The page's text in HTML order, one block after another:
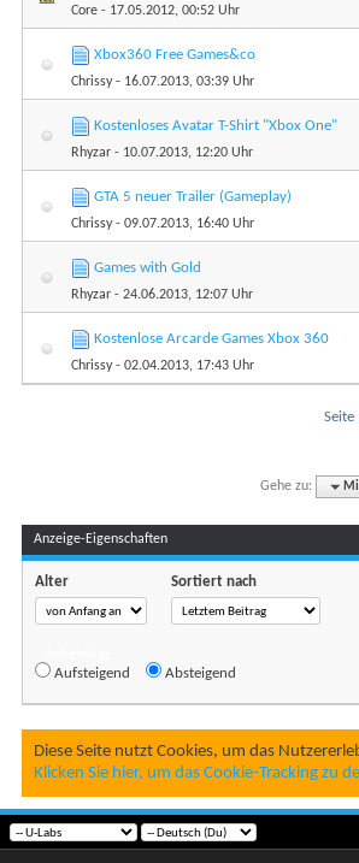
Core - 17.05.2012, 00:52 Uhr
Xbox360 Free Games&co
Chrissy- 16.07.2013, 03:39 Uhr
Kostenloses Avatar T-Shirt "Xbox One"
Rhyzar - 10.07.2013, 12:20 Uhr
GTA 5 neuer Trailer (Gameplay)
Chrissy- 09.07.2013, 16:40 Uhr
Games with Gold
Rhyzar - 24.06.2013, 12:07 Uhr
Kostenlose Arcarde Games Xbox 360
Chrissy- 02.04.2013, 17:43 Uhr
Seite
Gehe zu:
Anzeige-Eigenschaften
Alter Sortiert nach
Aufsteigend Absteigend
Diese Seite nutzt Cookies, um das
Klicken Sie hier, um das Cookie-Tracking zu